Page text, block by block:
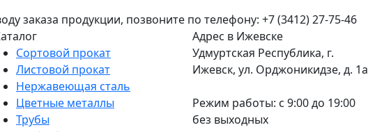
заказа продукции, позвоните по телефону: +7 (3412) 27-75-46
Сортовой прокат
Листовой прокат
Нержавеющая сталь
Цветные металлы
Трубы
Адрес в Ижевске
Удмуртская Республика, г.
Ижевск, ул. Орджоникидзе, д. 1а
Режим работы: c 9:00 до 19:00
без выходных